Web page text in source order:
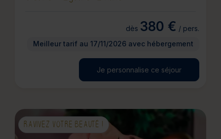
dès 380 € / pers.
Meilleur tarif au 17/11/2026 avec hébergement
Je personnalise ce séjour
RAVIVEZ VOTRE BEAUTÉ !